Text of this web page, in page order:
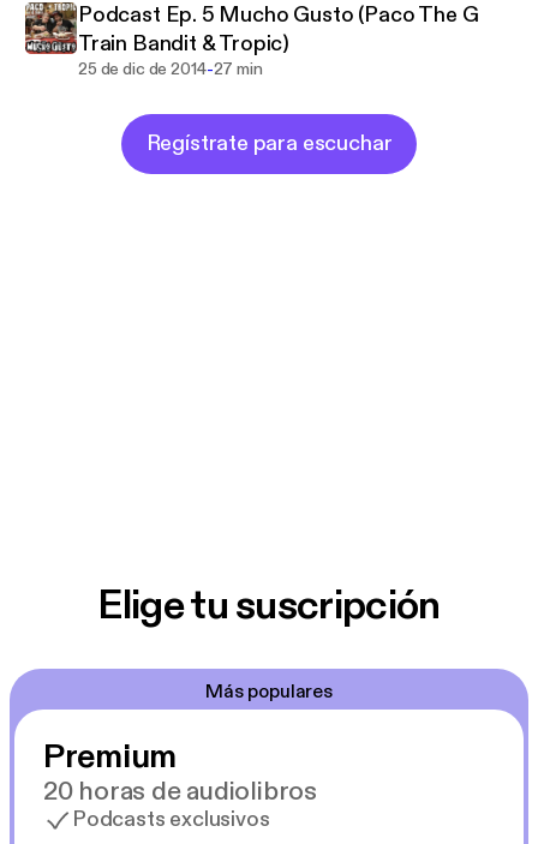
Podcast Ep. 5 Mucho Gusto (Paco The G
Train Bandit & Tropic)
25 de dic de 2014-27 min
Regístrate para escuchar
Elige tu suscripción
Más populares
Premium
20 horas de audiolibros
Podcasts exclusivos